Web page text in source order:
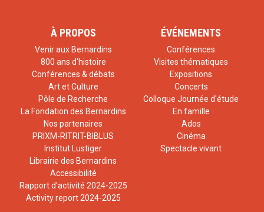
À PROPOS
Venir aux Bernardins
800 ans d'histoire
Conférences & débats
Art et Culture
Pôle de Recherche
La Fondation des Bernardins
Nos partenaires
PRIXM-RITRIT-BIBLUS
Institut Lustiger
Librairie des Bernardins
Accessibilité
Rapport d'activité 2024-2025
Activity report 2024-2025
ÉVÉNEMENTS
Conférences
Visites thématiques
Expositions
Concerts
Colloque Journée d'étude
En famille
Ados
Cinéma
Spectacle vivant